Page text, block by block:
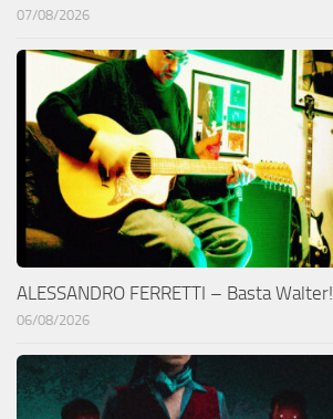
07/08/2026
ALESSANDRO FERRETTI – Basta Walter!
06/08/2026